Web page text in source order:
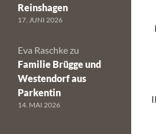
Reinshagen
17. JUNI 2026
Eva Raschke zu
Familie Brügge und
Westendorf aus
Parkentin
14. MAI 2026